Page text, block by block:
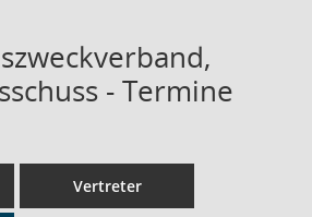
- Termine
Vertreter